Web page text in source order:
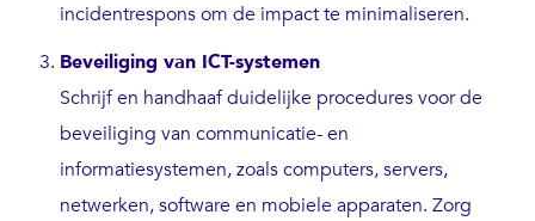
incidentrespons om de impact te minimaliseren.
Beveiliging van ICT-systemen
Schrijf en handhaaf duidelijke procedures voor de
beveiliging van communicatie- en
informatiesystemen, zoals computers, servers,
netwerken, software en mobiele apparaten. Zorg